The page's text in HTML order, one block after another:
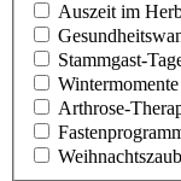
Auszeit im
Stammgast-
Wintermomente
Arthrose-